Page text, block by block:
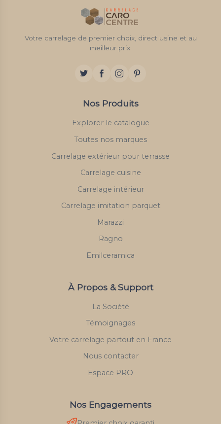
Votre carrelage de premier choix, direct usine et au
meilleur prix.
Nos Produits
Explorer le catalogue
Toutes nos marques
Carrelage extérieur pour terrasse
Carrelage cuisine
Carrelage intérieur
Carrelage imitation parquet
Marazzi
Ragno
Emilceramica
À Propos & Support
La Société
Témoignages
Votre carrelage partout en France
Nous contacter
Espace PRO
Nos Engagements